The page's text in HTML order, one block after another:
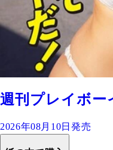
週刊プレイボー
2026年08月10日発売